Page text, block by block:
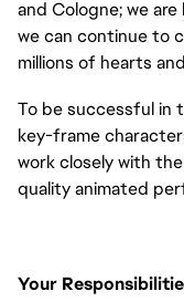
and Cologne; we
we can continue to
millions of hearts
To be successful in
key-frame
work closely with
quality animated
Your